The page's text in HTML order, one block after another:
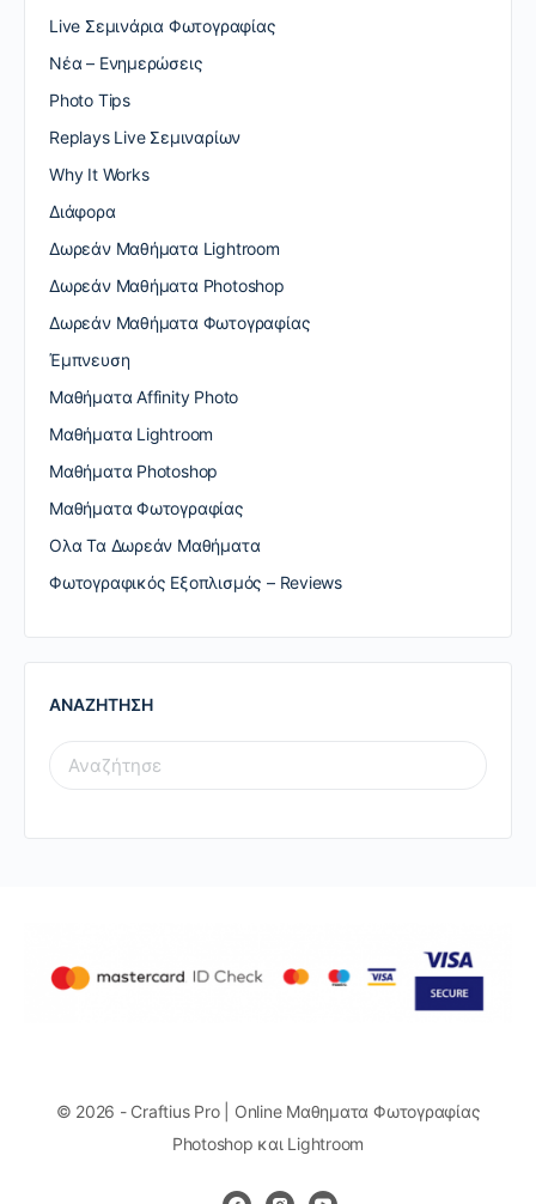
Live Σεμινάρια Φωτογραφίας
Nέα – Ενημερώσεις
Photo Tips
Replays Live Σεμιναρίων
Why It Works
Διάφορα
Δωρεάν Μαθήματα Lightroom
Δωρεάν Μαθήματα Photoshop
Δωρεάν Μαθήματα Φωτογραφίας
Έμπνευση
Μαθήματα Affinity Photo
Μαθήματα Lightroom
Μαθήματα Photoshop
Μαθήματα Φωτογραφίας
Ολα Τα Δωρεάν Μαθήματα
Φωτογραφικός Εξοπλισμός – Reviews
ΑΝΑΖΗΤΗΣΗ
SEARCH
FOR:
© 2026 - Craftius Pro | Online Μαθηματα Φωτογραφίας
Photoshop και Lightroom